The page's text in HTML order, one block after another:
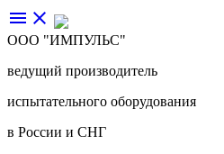
menu close
ООО "ИМПУЛЬС"
ведущий производитель
испытательного оборудования
в России и СНГ